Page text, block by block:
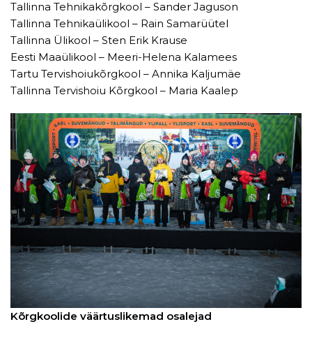
Tallinna Tehnikakõrgkool – Sander Jaguson
Tallinna Tehnikaülikool – Rain Samarüütel
Tallinna Ülikool – Sten Erik Krause
Eesti Maaülikool – Meeri-Helena Kalamees
Tartu Tervishoiukõrgkool – Annika Kaljumäe
Tallinna Tervishoiu Kõrgkool – Maria Kaalep
Kõrgkoolide väärtuslikemad osalejad